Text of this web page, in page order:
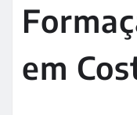
em